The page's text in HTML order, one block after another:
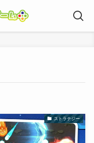
ストラテジー